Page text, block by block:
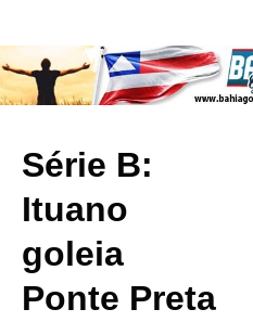
Série B:
Ituano
goleia
Ponte Preta